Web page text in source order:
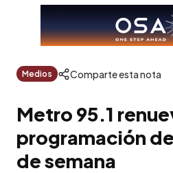
Medios Comparte esta nota
Metro 95.1
programación
de semana